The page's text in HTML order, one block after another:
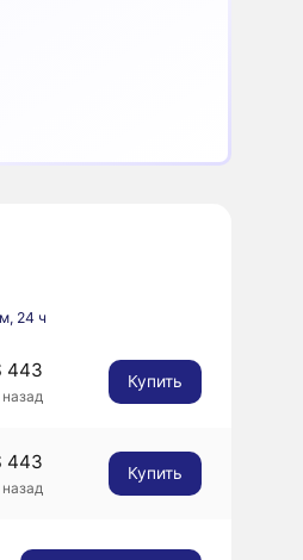
24 ч
443
Купить
443
Купить